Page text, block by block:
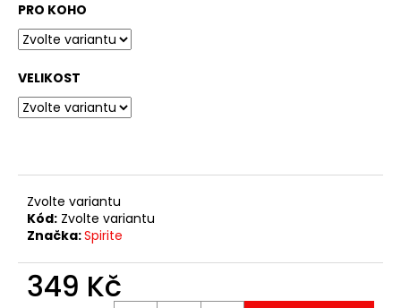
PRO KOHO
VELIKOST
Zvolte variantu
Kód: Zvolte variantu
Značka:Spirite
349 Kč
TRIKO
HOUBA
BOB
349
Kč